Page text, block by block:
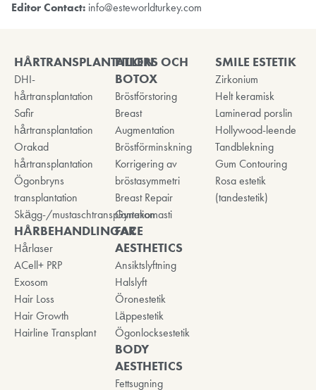
Editor Contact: info@esteworldturkey.com
HÅRTRANSPLANTATION
DHI-
hårtransplantation
Safir
hårtransplantation
Orakad
hårtransplantation
Ögonbryns
transplantation
Skägg-/mustaschtransplantation
HÅRBEHANDLINGAR
Hårlaser
ACell+ PRP
Exosom
Hair Loss
Hair Growth
Hairline Transplant
FILLERS OCH
BOTOX
Bröstförstoring
Breast
Augmentation
Bröstförminskning
Korrigering av
bröstasymmetri
Breast Repair
Gynekomasti
FACE
AESTHETICS
Ansiktslyftning
Halslyft
Öronestetik
Läppestetik
Ögonlocksestetik
BODY
AESTHETICS
Fettsugning
SMILE ESTETIK
Zirkonium
Helt keramisk
Laminerad porslin
Hollywood-leende
Tandblekning
Gum Contouring
Rosa estetik
(tandestetik)